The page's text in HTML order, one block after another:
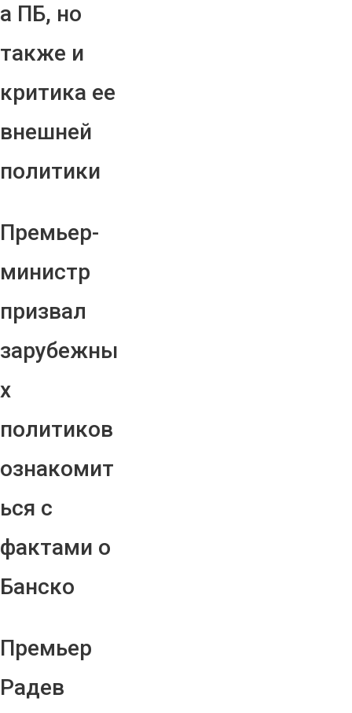
а ПБ, но
также и
критика ее
внешней
политики
Премьер-
министр
призвал
зарубежны
х
политиков
ознакомит
ься с
фактами о
Банско
Премьер
Радев